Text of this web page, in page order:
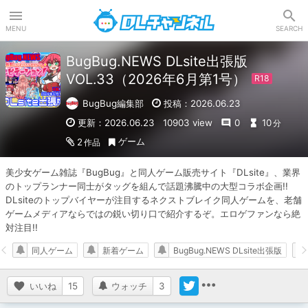
MENU SEARCH
BugBug.NEWS DLsite出張版
VOL.33（2026年6月第1号）
BugBug編集部
投稿：2026.06.23
更新：2026.06.23
10903 view 0 10分
2 作品 ゲーム
美少女ゲーム雑誌『BugBug』と同人ゲーム販売サイト『DLsite』、業界
のトップランナー同士がタッグを組んで話題沸騰中の大型コラボ企画!!
DLsiteのトップバイヤーが注目するネクストブレイク同人ゲームを、老舗
ゲームメディアならではの鋭い切り口で紹介するぞ。エロゲファンなら絶
対注目!!
いいね 15 ウォッチ 3
同人ゲーム 新着ゲーム BugBug.NEWS DLsite出張版